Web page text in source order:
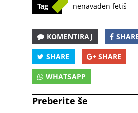
Tag nenavaden fetiš
KOMENTIRAJ
SHARE SHARE
WHATSAPP
Preberite še